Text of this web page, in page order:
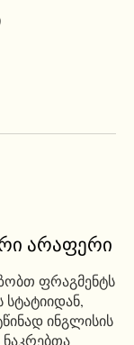
არაფერი
ფრაგმენტს
სტატიიდან,
ინგლისის